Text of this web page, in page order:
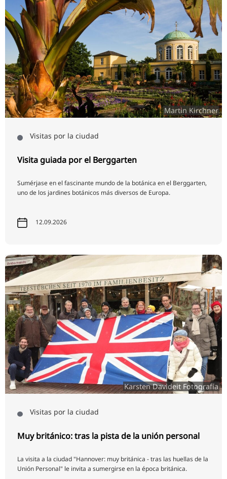
Martin Kirchner
Visitas por la ciudad
Visita guiada por el Berggarten
Sumérjase en el fascinante mundo de la botánica en el Berggarten,
uno de los jardines botánicos más diversos de Europa.
12.09.2026
Karsten Davideit Fotografía
Visitas por la ciudad
Muy británico: tras la pista de la unión personal
La visita a la ciudad "Hannover: muy británica - tras las huellas de la
Unión Personal" le invita a sumergirse en la época británica.